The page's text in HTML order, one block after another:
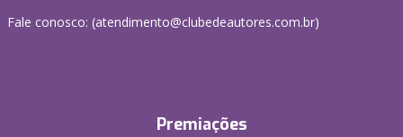
Fale conosco: (atendimento@clubedeautores.com.br)
Premiações